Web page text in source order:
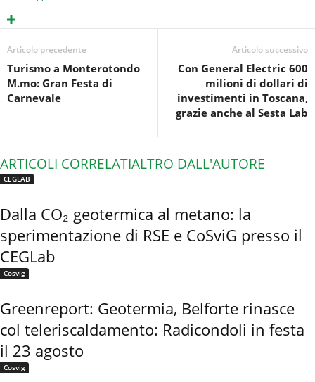
d
iArticolo precedente
Turismo a Monterotondo
M.mo: Gran Festa di
Carnevale
Articolo successivo
Con General Electric 600
milioni di dollari di
investimenti in Toscana,
grazie anche al Sesta Lab
ARTICOLI CORRELATIALTRO DALL'AUTORE
CEGLAB
Dalla CO₂ geotermica al metano: la
sperimentazione di RSE e CoSviG presso il
CEGLab
Cosvig
Greenreport: Geotermia, Belforte rinasce
col teleriscaldamento: Radicondoli in festa
il 23 agosto
Cosvig